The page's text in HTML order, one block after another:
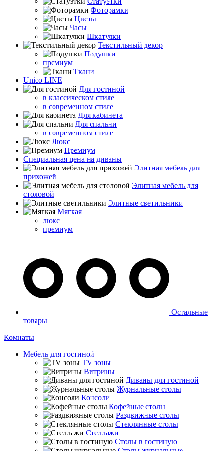
Фоторамки
Цветы
Часы
Шкатулки
Текстильный декор
Подушки
премиум
Ткани
Unico LINE
Для гостиной
в классическом стиле
в современном стиле
Для кабинета
Для спальни
в современном стиле
Люкс
Премиум
Специальная цена на диваны
Элитная мебель для
прихожей
Элитная мебель для
столовой
Элитные светильники
Мягкая
люкс
премиум
Остальные
товары
Комнаты
Мебель для гостиной
TV зоны
Витрины
Диваны для гостиной
Журнальные столы
Консоли
Кофейные столы
Раздвижные столы
Стеклянные столы
Стеллажи
Столы в гостиную